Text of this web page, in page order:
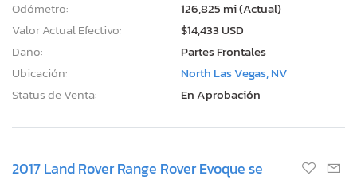
Odómetro:
126,825 mi (Actual)
Valor Actual Efectivo:
$14,433 USD
Daño:
Partes Frontales
Ubicación:
North Las Vegas, NV
Status de Venta:
En Aprobación
2017 Land Rover Range Rover Evoque se